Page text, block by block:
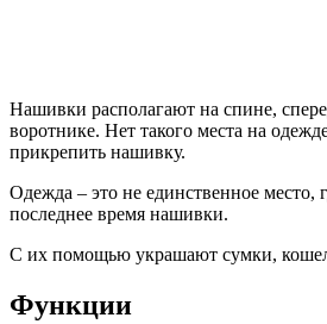
Нашивки располагают на спине,
воротнике. Нет такого места на
прикрепить нашивку.
Одежда – это не единственное место,
последнее время нашивки.
С их помощью украшают сумки,
Функции